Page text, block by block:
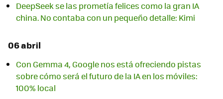
DeepSeek se las prometía felices como la gran IA
china. No contaba con un pequeño detalle: Kimi
06 abril
Con Gemma 4, Google nos está ofreciendo pistas
sobre cómo será el futuro de la IA en los móviles:
100% local